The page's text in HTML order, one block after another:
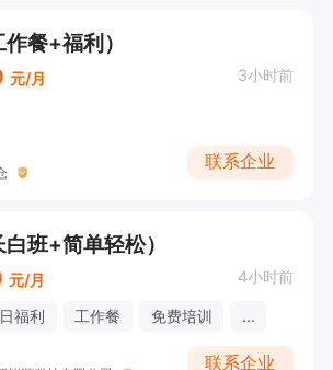
餐+福利）
元/月 3小时前
联系企业
班+简单轻松）
元/月 4小时前
福利 工作餐 免费培训 ...
联系企业